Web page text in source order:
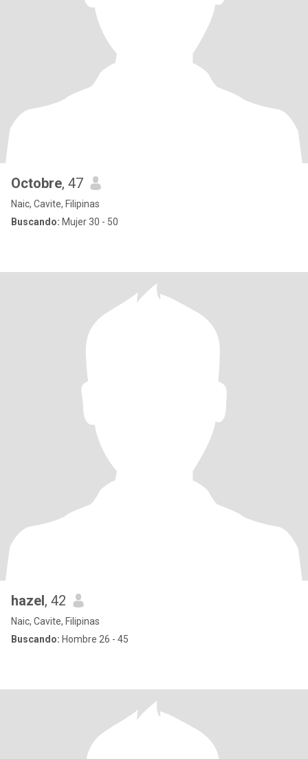
Octobre, 47
Naic, Cavite, Filipinas
Buscando: Mujer 30 - 50
hazel, 42
Naic, Cavite, Filipinas
Buscando: Hombre 26 - 45